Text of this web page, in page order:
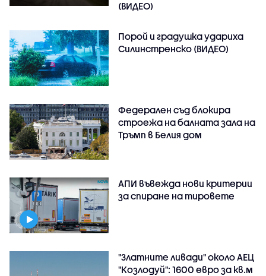
(ВИДЕО)
Порой и градушка удариха
Силинстренско (ВИДЕО)
Федерален съд блокира
строежа на балната зала на
Тръмп в Белия дом
АПИ въвежда нови критерии
за спиране на тировете
"Златните ливади" около АЕЦ
"Козлодуй": 1600 евро за кв.м